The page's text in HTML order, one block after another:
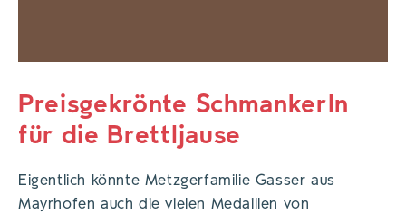
Preisgekrönte Schmankerln
für die Brettljause
Eigentlich könnte Metzgerfamilie Gasser aus
Mayrhofen auch die vielen Medaillen von